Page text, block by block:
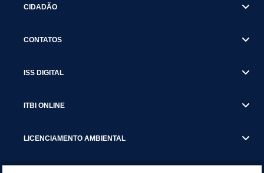
CIDADÃO
CONTATOS
ISS DIGITAL
ITBI ONLINE
LICENCIAMENTO AMBIENTAL